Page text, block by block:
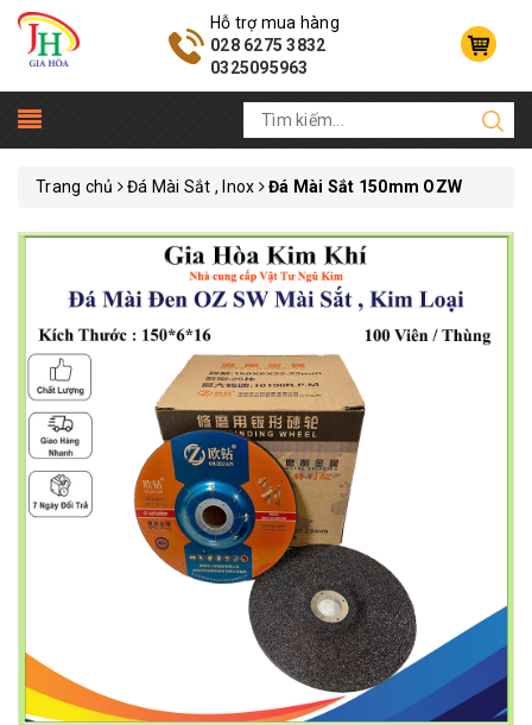
Hỗ trợ mua hàng
028 6275 3832
0325095963
Trang chủ Đá Mài Sắt , Inox Đá Mài Sắt 150mm OZW